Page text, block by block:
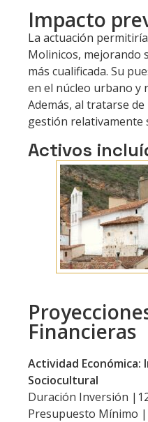
Impacto
La actuación
Molinicos, mejorando
más cualificada. Su
en el núcleo urbano y
Además, al tratarse
gestión relativamente
Activos
Financieras
Actividad Económica:
Sociocultural
Duración Inversión
Presupuesto Mínimo |